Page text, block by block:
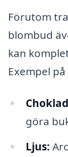
Förutom
blombud
kan
Exempel
göra
Ljus: